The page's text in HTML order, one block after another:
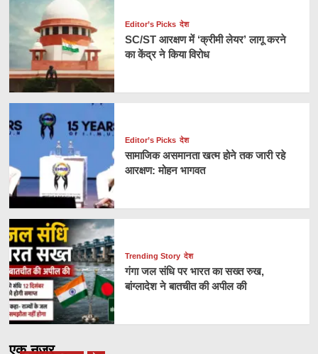
Editor’s Picks देश
SC/ST आरक्षण में ‘क्रीमी लेयर’ लागू करने
का केंद्र ने किया विरोध
Editor’s Picks देश
सामाजिक असमानता खत्म होने तक जारी रहे
आरक्षण: मोहन भागवत
Trending Story देश
गंगा जल संधि पर भारत का सख्त रुख,
बांग्लादेश ने बातचीत की अपील की
एक नज़र